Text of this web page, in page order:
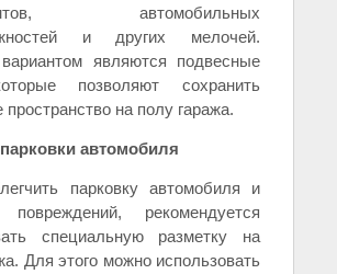
автомобильных
и других мелочей.
являются подвесные
позволяют сохранить
пространство на полу гаража.
автомобиля
парковку автомобиля и
повреждений, рекомендуется
специальную разметку на
Для этого можно использовать